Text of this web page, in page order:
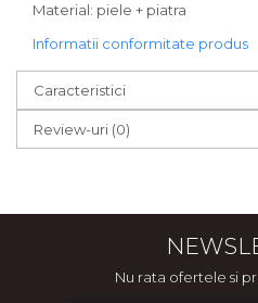
Material: piele + piatra
Informatii conformitate produs
Caracteristici
Review-uri (0)
Nu rata ofertele si